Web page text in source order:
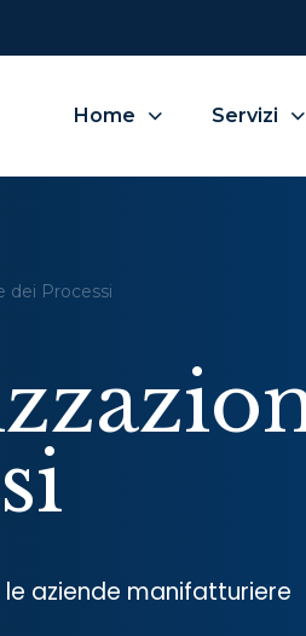
Home Servizi
dei Processi
aziende manifatturiere